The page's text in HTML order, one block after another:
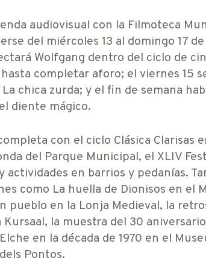
audiovisual con la Filmoteca
del miércoles 13 al domingo 17
Wolfgang dentro del ciclo de
completar aforo; el viernes 15
chica zurda; y el fin de semana
diente mágico.
con el ciclo Clásica Clarisas
del Parque Municipal, el XLIV
actividades en barrios y pedanías.
como La huella de Dionisos en el
pueblo en la Lonja Medieval, la
Kursaal, la muestra del 30
en la década de 1970 en el
Pontos.